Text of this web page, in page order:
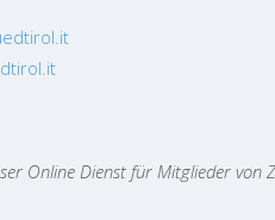
Online Dienst für Mitglieder